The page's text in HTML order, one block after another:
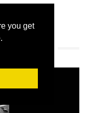
you get
found
9, 2026